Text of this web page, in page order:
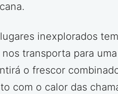
inexplorados
transporta para
o frescor
com o calor das